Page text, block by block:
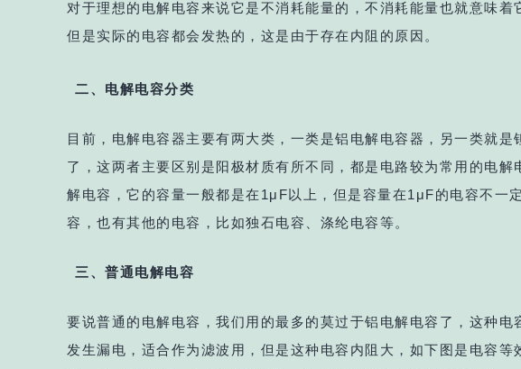
对于理想的电解电容来说它是不消耗能量的，不消耗能量也就意味着
但是实际的电容都会发热的，这是由于存在内阻的原因。
二、电解电容分类
目前，电解电容器主要有两大类，一类是铝电解电容器，另一类就是
了，这两者主要区别是阳极材质有所不同，都是电路较为常用的电解
解电容，它的容量一般都是在1μF以上，但是容量在1μF的电容不一
容，也有其他的电容，比如独石电容、涤纶电容等。
三、普通电解电容
要说普通的电解电容，我们用的最多的莫过于铝电解电容了，这种电
发生漏电，适合作为滤波用，但是这种电容内阻大，如下图是电容等